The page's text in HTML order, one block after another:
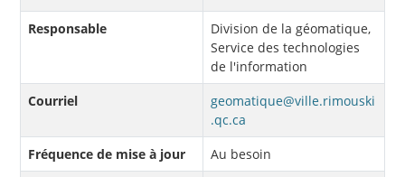
Responsable
Division de la géomatique,
Service des technologies
de l'information
Courriel
geomatique@ville.rimouski
.qc.ca
Fréquence de mise à jour
Au besoin